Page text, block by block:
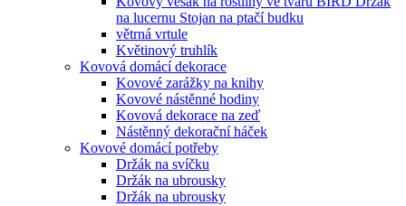
na lucernu Stojan na ptačí budku
větrná vrtule
Květinový truhlík
Kovová domácí dekorace
Kovové zarážky na knihy
Kovové nástěnné hodiny
Kovová dekorace na zeď
Nástěnný dekorační háček
Kovové domácí potřeby
Držák na svíčku
Držák na ubrousky
Držák na ubrousky